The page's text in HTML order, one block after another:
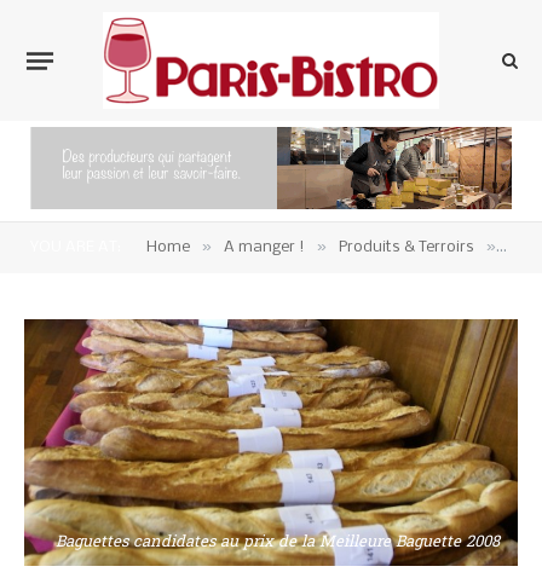
Home » A manger ! » Produits & Terroirs »
Baguettes candidates au prix de la Meilleure Baguette 2008